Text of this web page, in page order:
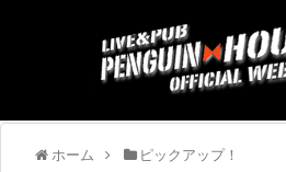
ホーム ピックアップ！